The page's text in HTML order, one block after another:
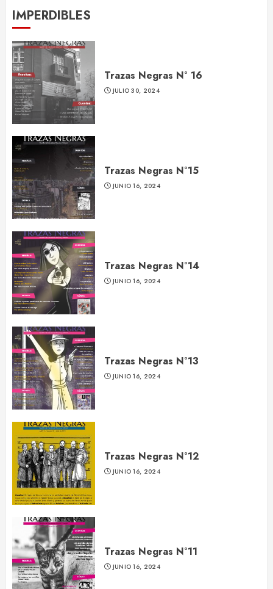
IMPERDIBLES
Trazas Negras N° 16
JULIO 30, 2024
Trazas Negras N°15
JUNIO 16, 2024
Trazas Negras N°14
JUNIO 16, 2024
Trazas Negras N°13
JUNIO 16, 2024
Trazas Negras N°12
JUNIO 16, 2024
Trazas Negras N°11
JUNIO 16, 2024